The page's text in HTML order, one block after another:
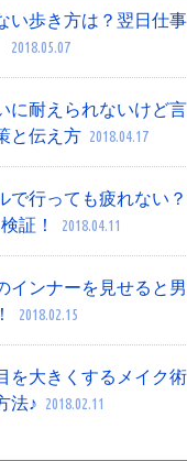
い歩き方は？翌日仕
2018.05.07
に耐えられないけど
と伝え方 2018.04.17
で行っても疲れない
証！
2018.04.11
インナーを見せると
2018.02.15
を大きくするメイク
法♪ 2018.02.11